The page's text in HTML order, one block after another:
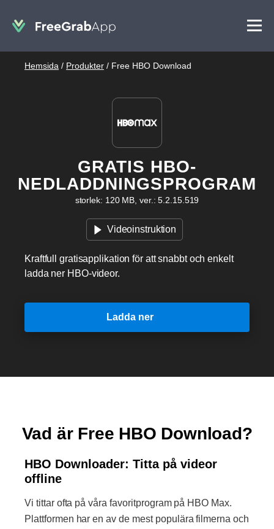
Hemsida / Produkter / Free HBO Download
GRATIS HBO-
NEDLADDNINGSPROGRAM
storlek: 120 MB, ver.: 5.2.15.519
Videoinstruktion
Kraftfull gratisapplikation för att snabbt och enkelt
ladda ner HBO-videor.
Ladda ner
Vad är Free HBO Download?
HBO Downloader: Titta på videor
offline
Vi tittar ofta på våra favoritprogram på HBO Max.
Plattformen har en av de mest populära filmerna och